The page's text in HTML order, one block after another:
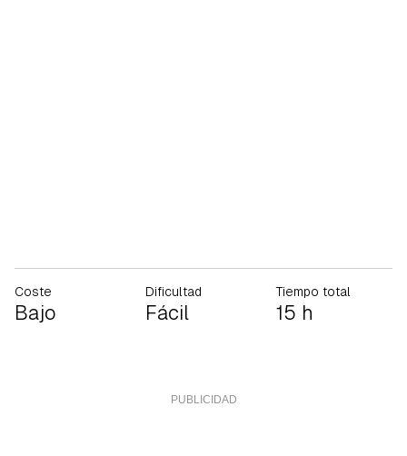
Coste
Bajo
Dificultad
Fácil
Tiempo total
15 h